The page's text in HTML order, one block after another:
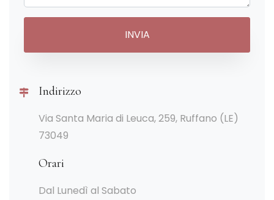
Indirizzo
Via Santa Maria di Leuca, 259, Ruffano (LE)
73049
Orari
Dal Lunedì al Sabato